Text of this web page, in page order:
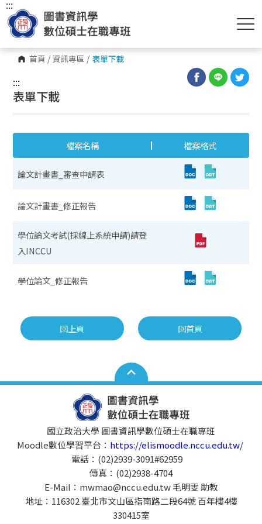
首頁 / 資訊專區 / 表單下載
:::
:::
表單下載
檔案名稱 檔案格式
論文計畫書_審查申請表
論文計畫書_修正報告
學位論文考試(採線上系統申請)請登
入INCCU
學位論文_修正報告
回上頁 回首頁
國立政治大學 圖書資訊學數位碩士在職專班
Moodle數位學習平台： https://elismoodle.nccu.edu.tw/
電話：(02)2939-3091#62959
傳真：(02)2938-4704
E-Mail：mwmao@nccu.edu.tw 毛明雯 助教
地址：116302 臺北市文山區指南路二段64號 百年樓4樓
330415室